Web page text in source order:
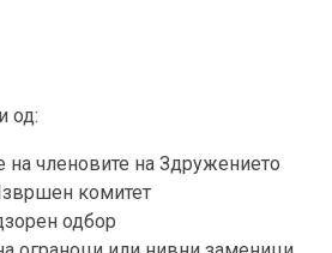
од:
на членовите на Здружението
комитет
одбор